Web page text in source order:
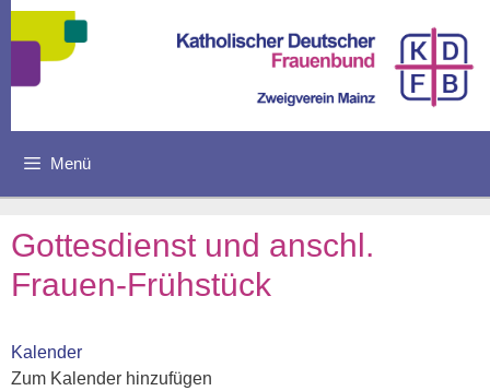
Zum
Inhalt
springen
Menü
Gottesdienst und anschl.
Frauen-Frühstück
Kalender
Zum Kalender hinzufügen